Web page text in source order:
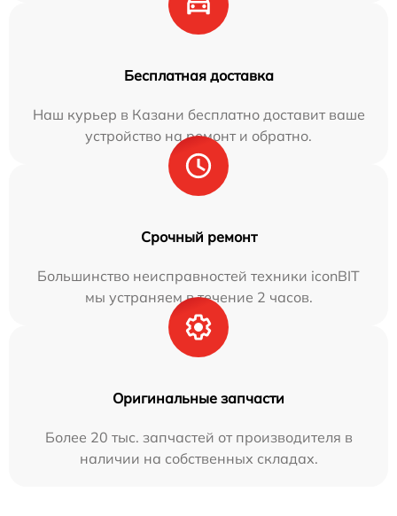
Бесплатная доставка
Наш курьер в Казани бесплатно доставит ваше
устройство на ремонт и обратно.
Срочный ремонт
Большинство неисправностей техники iconBIT
мы устраняем в течение 2 часов.
Оригинальные запчасти
Более 20 тыс. запчастей от производителя в
наличии на собственных складах.